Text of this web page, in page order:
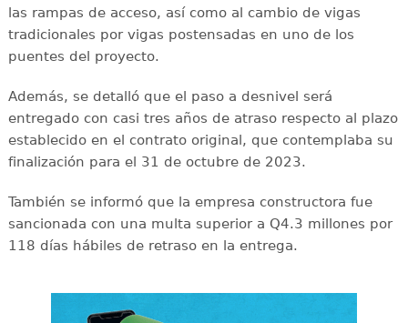
las rampas de acceso, así como al cambio de vigas
tradicionales por vigas postensadas en uno de los
puentes del proyecto.
Además, se detalló que el paso a desnivel será
entregado con casi tres años de atraso respecto al plazo
establecido en el contrato original, que contemplaba su
finalización para el 31 de octubre de 2023.
También se informó que la empresa constructora fue
sancionada con una multa superior a Q4.3 millones por
118 días hábiles de retraso en la entrega.